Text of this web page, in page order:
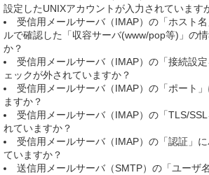
設定したUNIXアカウントが入力されています
受信用メールサーバ（IMAP）の「ホスト
ルで確認した「収容サーバ(www/pop等)」の
か？
受信用メールサーバ（IMAP）の「接続設
ェックが外されていますか？
受信用メールサーバ（IMAP）の「ポート
ますか？
受信用メールサーバ（IMAP）の「TLS/
れていますか？
受信用メールサーバ（IMAP）の「認証」
ていますか？
送信用メールサーバ（SMTP）の「ユーザ